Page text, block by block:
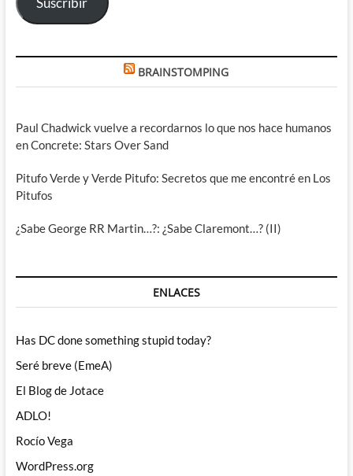
BRAINSTOMPING
Paul Chadwick vuelve a recordarnos lo que nos hace humanos
en Concrete: Stars Over Sand
Pitufo Verde y Verde Pitufo: Secretos que me encontré en Los
Pitufos
¿Sabe George RR Martin…?: ¿Sabe Claremont…? (II)
ENLACES
Has DC done something stupid today?
Seré breve (EmeA)
El Blog de Jotace
ADLO!
Rocío Vega
WordPress.org